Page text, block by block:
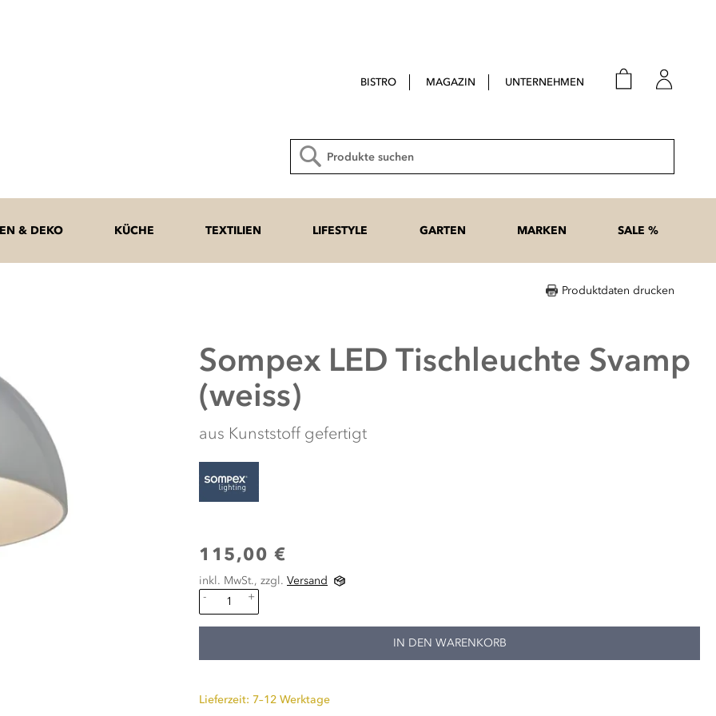
BISTRO MAGAZIN UNTERNEHMEN
Suche
& DEKO KÜCHE TEXTILIEN LIFESTYLE GARTEN MARKEN SALE %
Produktdaten drucken
Sompex LED Tischleuchte Svamp
(weiss)
aus Kunststoff gefertigt
115,00 €
inkl. MwSt., zzgl. Versand
-
+
IN DEN WARENKORB
Lieferzeit: 7–12 Werktage